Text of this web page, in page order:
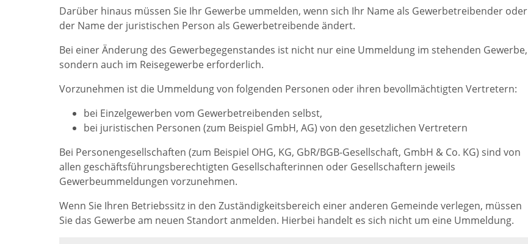
Darüber hinaus müssen Sie Ihr Gewerbe ummelden, wenn sich Ihr Name als Gewerbetreibender oder
der Name der juristischen Person als Gewerbetreibende ändert.
Bei einer Änderung des Gewerbegegenstandes ist nicht nur eine Ummeldung im stehenden Gewerbe,
sondern auch im Reisegewerbe erforderlich.
Vorzunehmen ist die Ummeldung von folgenden Personen oder ihren bevollmächtigten Vertretern:
bei Einzelgewerben vom Gewerbetreibenden selbst,
bei juristischen Personen (zum Beispiel GmbH, AG) von den gesetzlichen Vertretern
Bei Personengesellschaften (zum Beispiel OHG, KG, GbR/BGB-Gesellschaft, GmbH & Co. KG) sind von
allen geschäftsführungsberechtigten Gesellschafterinnen oder Gesellschaftern jeweils
Gewerbeummeldungen vorzunehmen.
Wenn Sie Ihren Betriebssitz in den Zuständigkeitsbereich einer anderen Gemeinde verlegen, müssen
Sie das Gewerbe am neuen Standort anmelden. Hierbei handelt es sich nicht um eine Ummeldung.